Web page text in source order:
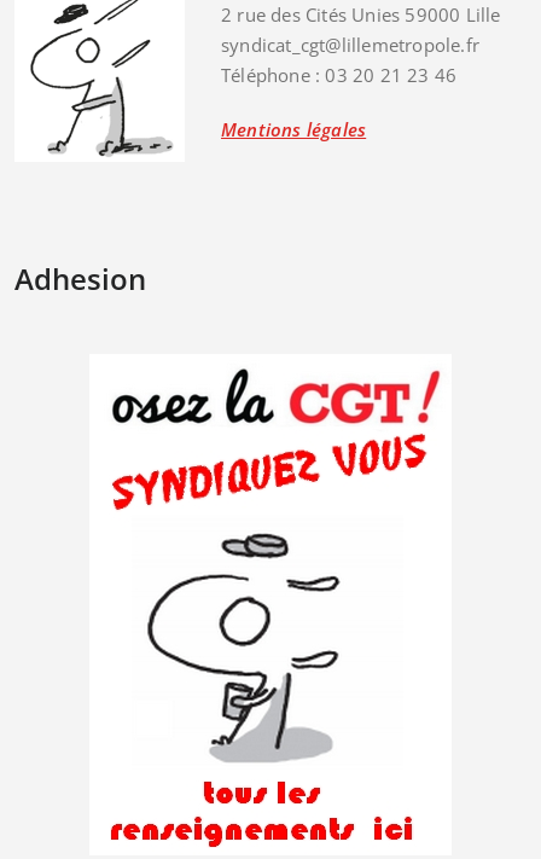
2 rue des Cités Unies 59000 Lille
syndicat_cgt@lillemetropole.fr
Téléphone : 03 20 21 23 46
Mentions légales
Adhesion